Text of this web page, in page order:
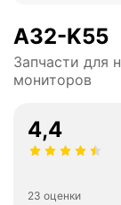
A32-K55
Запчасти для
мониторов
4,4
23 оценки